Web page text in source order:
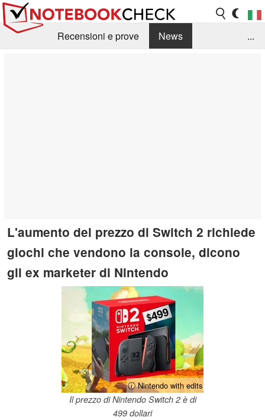
Recensioni e prove
News
...
L'aumento del prezzo di Switch 2 richiede
giochi che vendono la console, dicono
gli ex marketer di Nintendo
ⓘ Nintendo with edits
Il prezzo di Nintendo Switch 2 è di
499 dollari